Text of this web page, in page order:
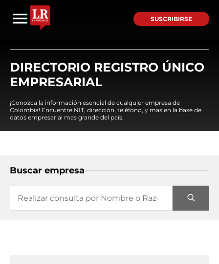
SUSCRIBIRSE
DIRECTORIO REGISTRO ÚNICO
EMPRESARIAL
¡Conozca la información esencial de cualquier empresa de
Colombia! Encuentre NIT, dirección, teléfono, y mas en la base de
datos empresarial mas grande del país.
Buscar empresa